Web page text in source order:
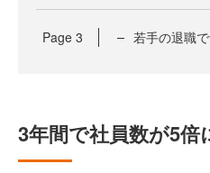
Page 3 若手の退職
3年間で社員数が5倍